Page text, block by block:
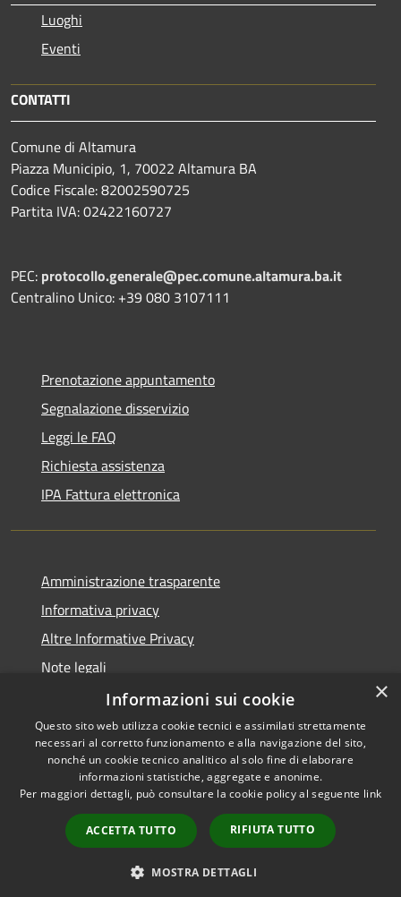
Luoghi
Eventi
CONTATTI
Comune di Altamura
Piazza Municipio, 1, 70022 Altamura BA
Codice Fiscale: 82002590725
Partita IVA: 02422160727
PEC: protocollo.generale@pec.comune.altamura.ba.it
Centralino Unico: +39 080 3107111
Prenotazione appuntamento
Segnalazione disservizio
Leggi le FAQ
Richiesta assistenza
IPA Fattura elettronica
Amministrazione trasparente
Informativa privacy
Altre Informative Privacy
Note legali
Dichiarazione di accessibilità
RSS
Accessibilità
Copyright © 2026 • Comune di
Municipium•
Accesso
redazione
×
Informazioni sui cookie
Questo sito web utilizza cookie tecnici e assimilati strettamente
necessari al corretto funzionamento e alla navigazione del sito,
nonché un cookie tecnico analitico al solo fine di elaborare
informazioni statistiche, aggregate e anonime.
Per maggiori dettagli, può consultare la cookie policy al seguente link
ACCETTA TUTTO RIFIUTA TUTTO
MOSTRA DETTAGLI